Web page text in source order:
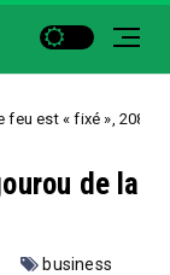
fixé », 208.000
de la
business